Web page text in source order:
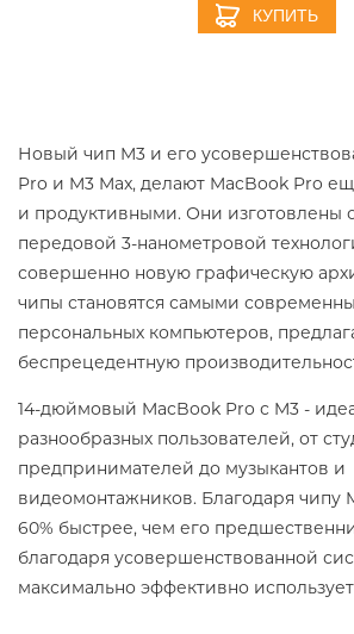
КУПИТЬ
Новый чип M3 и его
Pro и M3 Max, делают MacBook Pro
и продуктивными. Они изготовлены
передовой 3-нанометровой
совершенно новую графическую
чипы становятся самыми
персональных компьютеров,
беспрецедентную
14-дюймовый MacBook Pro с M3 -
разнообразных пользователей, от
предпринимателей до музыкантов и
видеомонтажников. Благодаря чипу
60% быстрее, чем его
благодаря усовершенствованной
максимально эффективно